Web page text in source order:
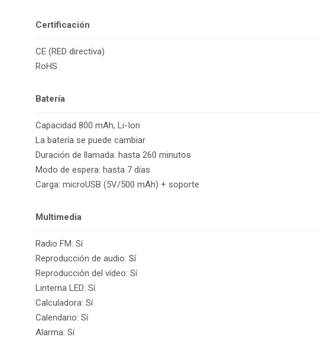
Certificación
CE (RED directiva)
RoHS
Batería
Capacidad 800 mAh, Li-Ion
La batería se puede cambiar
Duración de llamada: hasta 260 minutos
Modo de espera: hasta 7 días
Carga: microUSB (5V/500 mAh) + soporte
Multimedia
Radio FM: Sí
Reproducción de audio: Sí
Reproducción del vídeo: Sí
Linterna LED: Sí
Calculadora: Sí
Calendario: Sí
Alarma: Sí